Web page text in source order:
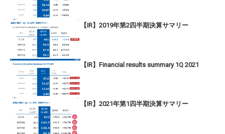
【IR】2019年第2四半期決算サマリー
【IR】Financial results summary 1Q 2021
【IR】2021年第1四半期決算サマリー